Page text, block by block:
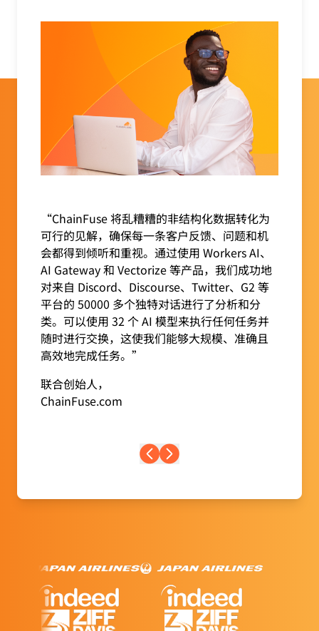
“ChainFuse 将乱糟糟的非结构化数据转化为
可行的见解，确保每一条客户反馈、问题和机
会都得到倾听和重视。通过使用 Workers AI、
AI Gateway 和 Vectorize 等产品，我们成功地
对来自 Discord、Discourse、Twitter、G2 等
平台的 50000 多个独特对话进行了分析和分
类。可以使用 32 个 AI 模型来执行任何任务并
随时进行交换，这使我们能够大规模、准确且
高效地完成任务。”
联合创始人，
ChainFuse.com